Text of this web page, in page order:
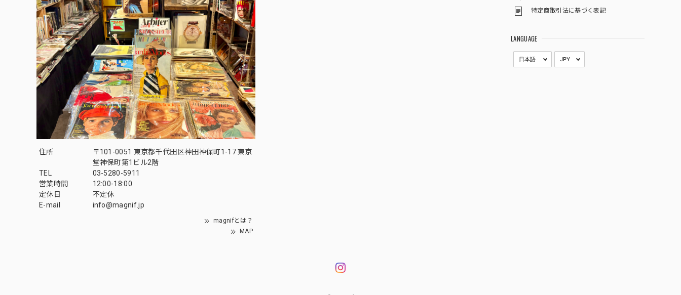
住所
〒101-0051 東京都千代田区神田神保町1-17 東京
堂神保町第1ビル2階
TEL
03-5280-5911
営業時間
12:00-18:00
定休日
不定休
E-mail
info@magnif.jp
magnifとは？
MAP
特定商取引法に基づく表記
LANGUAGE